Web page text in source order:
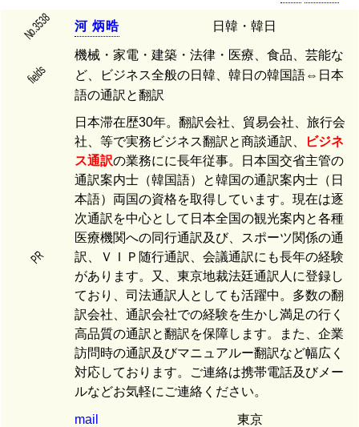
No.3538 河 炳晧 日韓・韓日
fields
機械・家電・建築・法律・医療、食品、芸能な
ど、ビジネス全般の日韓、韓日の韓国語⇔日本
語の通訳と翻訳
PR
日本滞在歴30年。翻訳会社、貿易会社、旅行会
社、等で実務ビジネス翻訳と商談通訳、
ビジネ
ス通訳の業務にに長年従事。日本国交省主管の
通訳案内士（韓国語）と韓国の通訳案内士（日
本語）両国の資格を取得しています。現在は逐
次通訳を中心として日本全国の観光案内と各種
医療機関への同行通訳及び、スポーツ関係の通
訳、ＶＩＰ随行通訳、会議通訳にも長年の経験
があります。又、東京地裁法廷通訳人に登録し
ており、司法通訳人としても活躍中。多数の翻
訳会社、通訳会社での経験を生かし満足の行く
高品質の通訳と翻訳を保障します。また、企業
訪問時の通訳及びマニュアルー翻訳など幅広く
対応しております。ご連絡は携帯電話及びメー
ルなどお気軽にご連絡ください。
mail 東京